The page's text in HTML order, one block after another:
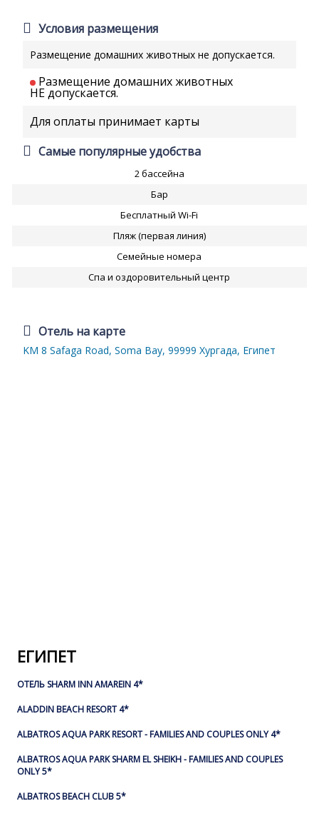
Условия размещения
Размещение домашних животных не допускается.
Размещение домашних животных
НЕ допускается.
Для оплаты принимает карты
Самые популярные удобства
2 бассейна
Бар
Бесплатный Wi-Fi
Пляж (первая линия)
Семейные номера
Спа и оздоровительный центр
Отель на карте
KM 8 Safaga Road, Soma Bay, 99999 Хургада, Египет
ЕГИПЕТ
ОТЕЛЬ SHARM INN AMAREIN 4*
ALADDIN BEACH RESORT 4*
ALBATROS AQUA PARK RESORT - FAMILIES AND COUPLES ONLY 4*
ALBATROS AQUA PARK SHARM EL SHEIKH - FAMILIES AND COUPLES
ONLY 5*
ALBATROS BEACH CLUB 5*